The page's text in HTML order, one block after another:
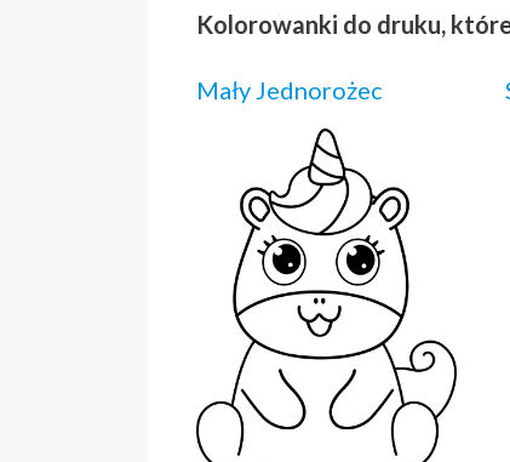
Kolorowanki do druku,
Mały Jednorożec